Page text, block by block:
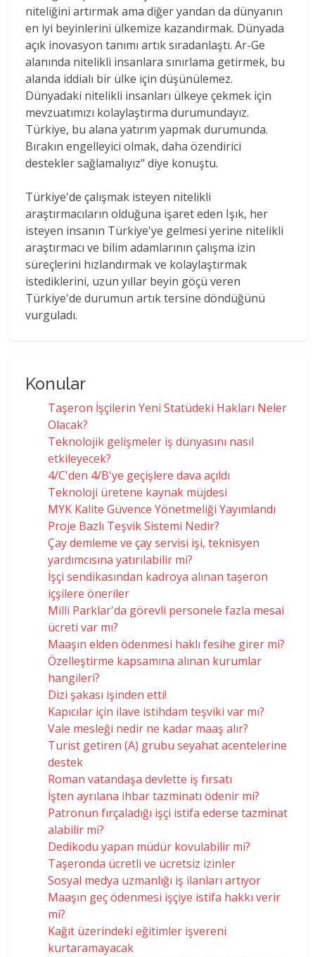
niteliğini artırmak ama diğer yandan da dünyanın
en iyi beyinlerini ülkemize kazandırmak. Dünyada
açık inovasyon tanımı artık sıradanlaştı. Ar-Ge
alanında nitelikli insanlara sınırlama getirmek, bu
alanda iddialı bir ülke için düşünülemez.
Dünyadaki nitelikli insanları ülkeye çekmek için
mevzuatımızı kolaylaştırma durumundayız.
Türkiye, bu alana yatırım yapmak durumunda.
Bırakın engelleyici olmak, daha özendirici
destekler sağlamalıyız" diye konuştu.
Türkiye'de çalışmak isteyen nitelikli
araştırmacıların olduğuna işaret eden Işık, her
isteyen insanın Türkiye'ye gelmesi yerine nitelikli
araştırmacı ve bilim adamlarının çalışma izin
süreçlerini hızlandırmak ve kolaylaştırmak
istediklerini, uzun yıllar beyin göçü veren
Türkiye'de durumun artık tersine döndüğünü
vurguladı.
Konular
Taşeron İşçilerin Yeni Statüdeki Hakları Neler
Olacak?
Teknolojik gelişmeler iş dünyasını nasıl
etkileyecek?
4/C'den 4/B'ye geçişlere dava açıldı
Teknoloji üretene kaynak müjdesi
MYK Kalite Güvence Yönetmeliği Yayımlandı
Proje Bazlı Teşvik Sistemi Nedir?
Çay demleme ve çay servisi işi, teknisyen
yardımcısına yatırılabilir mi?
İşçi sendikasından kadroya alınan taşeron
içşilere öneriler
Milli Parklar'da görevli personele fazla mesai
ücreti var mı?
Maaşın elden ödenmesi haklı fesihe girer mi?
Özelleştirme kapsamına alınan kurumlar
hangileri?
Dizi şakası işinden etti!
Kapıcılar için ilave istihdam teşviki var mı?
Vale mesleği nedir ne kadar maaş alır?
Turist getiren (A) grubu seyahat acentelerine
destek
Roman vatandaşa devlette iş fırsatı
İşten ayrılana ihbar tazminatı ödenir mi?
Patronun fırçaladığı işçi istifa ederse tazminat
alabilir mi?
Dedikodu yapan müdür kovulabilir mi?
Taşeronda ücretli ve ücretsiz izinler
Sosyal medya uzmanlığı iş ilanları artıyor
Maaşın geç ödenmesi işçiye istifa hakkı verir
mi?
Kağıt üzerindeki eğitimler işvereni
kurtaramayacak